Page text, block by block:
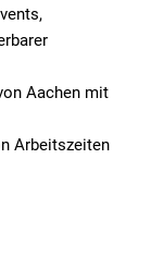
Aachen mit
Arbeitszeiten